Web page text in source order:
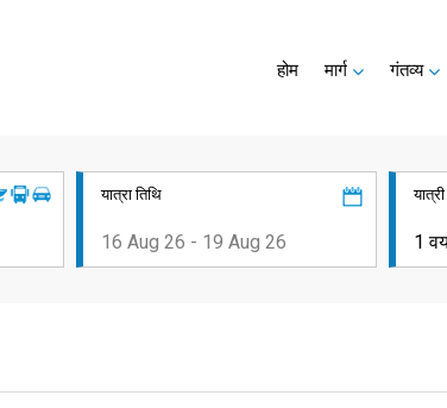
होम मार्ग गंतव्य
यात्रा तिथि यात्री